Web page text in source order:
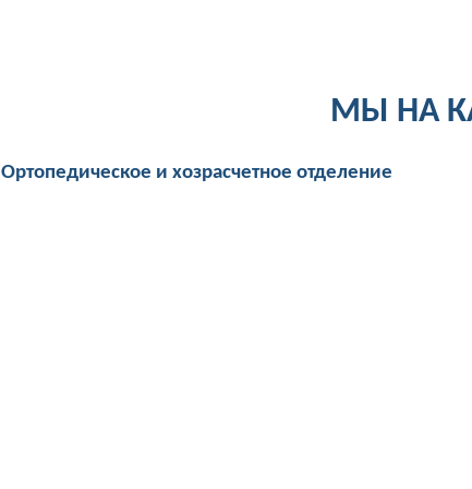
МЫ НА
Ортопедическое и хозрасчетное отделение